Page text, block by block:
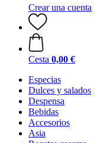
Crear una cuenta
Cesta 0,00 €
Especias
Dulces y salados
Despensa
Bebidas
Accesorios
Asia